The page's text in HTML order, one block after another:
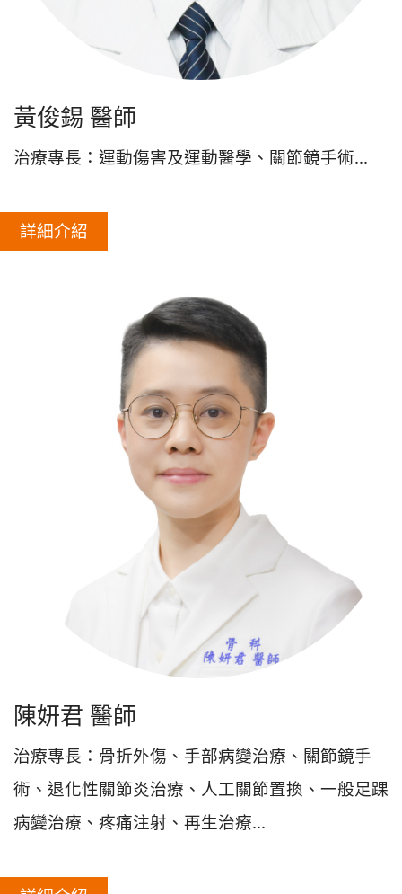
黃俊錫 醫師
治療專長：運動傷害及運動醫學、關節鏡手術...
詳細介紹
陳妍君 醫師
治療專長：骨折外傷、手部病變治療、關節鏡手
術、退化性關節炎治療、人工關節置換、一般足踝
病變治療、疼痛注射、再生治療...